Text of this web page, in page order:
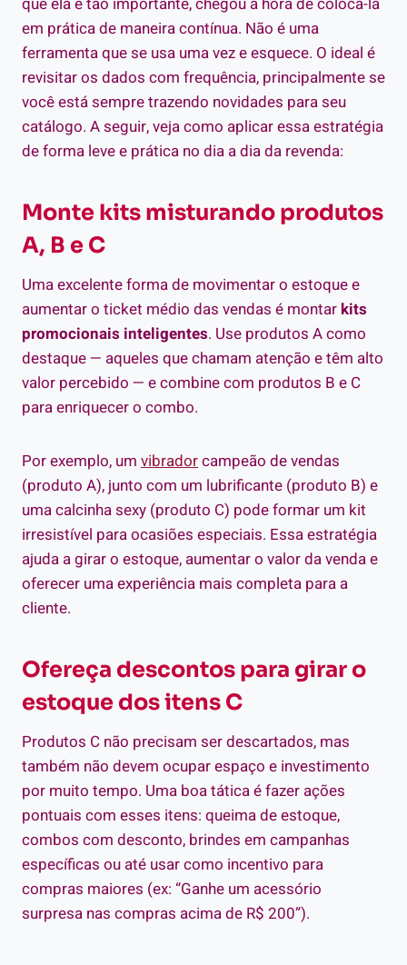
em prática de maneira contínua. Não é uma
ferramenta que se usa uma vez e esquece. O ideal é
revisitar os dados com frequência, principalmente se
você está sempre trazendo novidades para seu
catálogo. A seguir, veja como aplicar essa estratégia
de forma leve e prática no dia a dia da revenda:
Monte kits misturando produtos
A, B e C
Uma excelente forma de movimentar o estoque e
aumentar o ticket médio das vendas é montar kits
promocionais inteligentes. Use produtos A como
destaque — aqueles que chamam atenção e têm alto
valor percebido — e combine com produtos B e C
para enriquecer o combo.
Por exemplo, um vibradorcampeão de vendas
(produto A), junto com um lubrificante (produto B) e
uma calcinha sexy (produto C) pode formar um kit
irresistível para ocasiões especiais. Essa estratégia
ajuda a girar o estoque, aumentar o valor da venda e
oferecer uma experiência mais completa para a
cliente.
Ofereça descontos para girar o
estoque dos itens C
Produtos C não precisam ser descartados, mas
também não devem ocupar espaço e investimento
por muito tempo. Uma boa tática é fazer ações
pontuais com esses itens: queima de estoque,
combos com desconto, brindes em campanhas
específicas ou até usar como incentivo para
compras maiores (ex: “Ganhe um acessório
surpresa nas compras acima de R$ 200”).